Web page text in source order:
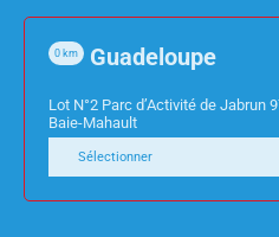
FOURNITURES DE BUREAU
DOSSIER SUSP TIR FD
50 BTE 10 ESSELTE
Guadeloupe
0 km
Lot N°2 Parc d’Activité de Jabrun
Baie-Mahault
Sélectionner